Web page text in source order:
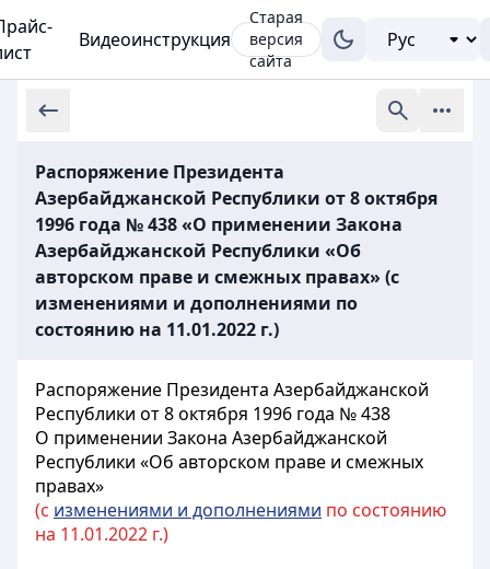
Видеоинструкция
Старая
версия
сайта
Распоряжение Президента
Азербайджанской Республики от 8 октября
1996 года № 438 «О применении Закона
Азербайджанской Республики «Об
авторском праве и смежных правах» (с
изменениями и дополнениями по
состоянию на 11.01.2022 г.)
Распоряжение Президента Азербайджанской
Республики от 8 октября 1996 года № 438
О применении Закона Азербайджанской
Республики «Об авторском праве и смежных
правах»
(с изменениями и дополнениями по состоянию
на 11.01.2022 г.)